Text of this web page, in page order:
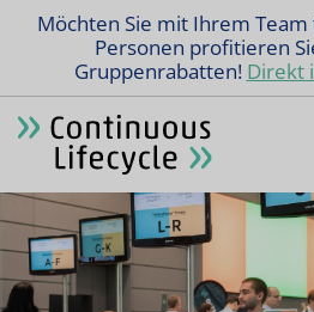
Möchten Sie mit Ihrem
Personen profitieren
Gruppenrabatten! Direkt